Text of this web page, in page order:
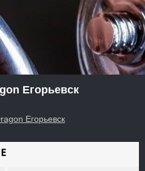
Егорьевск
Егорьевск